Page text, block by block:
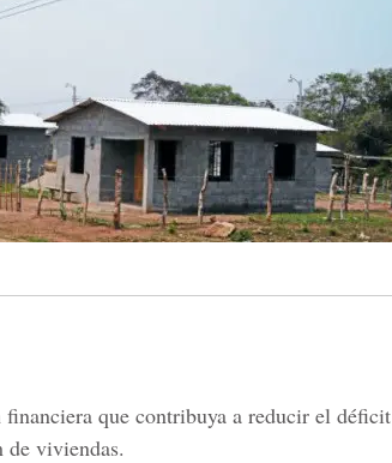
que contribuya a reducir el déficit
viviendas.